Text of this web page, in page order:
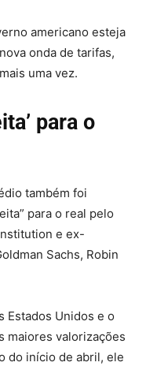
americano esteja
onda de tarifas,
uma vez.
para o
também foi
para o real pelo
e ex-
Sachs, Robin
Estados Unidos e o
maiores valorizações
do início de abril, ele